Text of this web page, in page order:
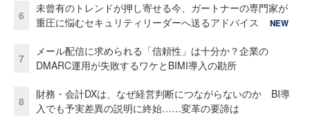
6
未曾有のトレンドが押し寄せる今、ガートナーの専門家が
重圧に悩むセキュリティリーダーへ送るアドバイス
NEW
7
メール配信に求められる「信頼性」は十分か？企業の
DMARC運用が失敗するワケとBIMI導入の勘所
8
財務・会計DXは、なぜ経営判断につながらないのか BI導
入でも予実差異の説明に終始……変革の要諦は